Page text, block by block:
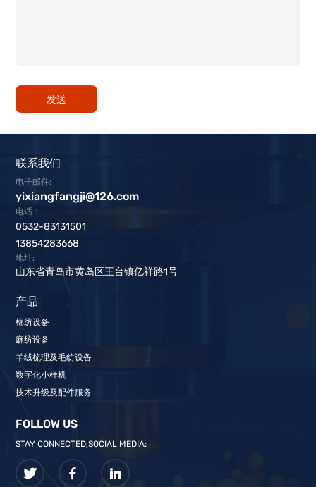
发送
联系我们
电子邮件:
yixiangfangji@126.com
电话：
0532-83131501
13854283668
地址:
山东省青岛市黄岛区王台镇亿祥路1号
产品
棉纺设备
麻纺设备
羊绒梳理及毛纺设备
数字化小样机
技术升级及配件服务
FOLLOW US
STAY CONNECTED,SOCIAL MEDIA: